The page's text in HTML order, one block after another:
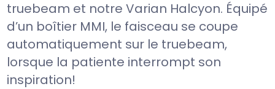
truebeam et notre Varian Halcyon. Équipé
d’un boîtier MMI, le faisceau se coupe
automatiquement sur le truebeam,
lorsque la patiente interrompt son
inspiration!